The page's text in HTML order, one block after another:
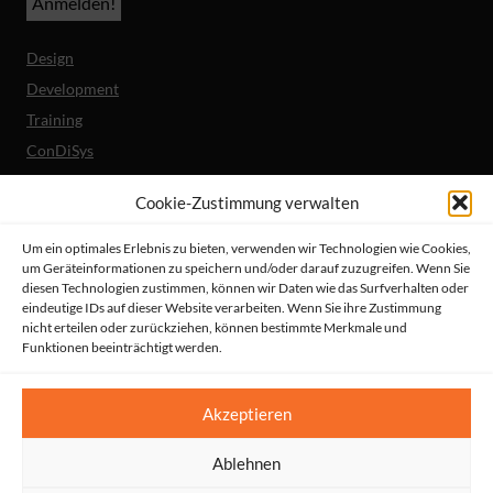
Cookie-Zustimmung verwalten
Um ein optimales Erlebnis zu bieten, verwenden wir Technologien wie Cookies,
um Geräteinformationen zu speichern und/oder darauf zuzugreifen. Wenn Sie
diesen Technologien zustimmen, können wir Daten wie das Surfverhalten oder
eindeutige IDs auf dieser Website verarbeiten. Wenn Sie ihre Zustimmung
nicht erteilen oder zurückziehen, können bestimmte Merkmale und
Funktionen beeinträchtigt werden.
Akzeptieren
Ablehnen
Design
Development
Training
ConDiSys
Barrierefreiheit
Mobile Lösungen
Unternehmen
Referenzen
Aktuelles
© HeiReS GmbH
AGBs|Datenschutz